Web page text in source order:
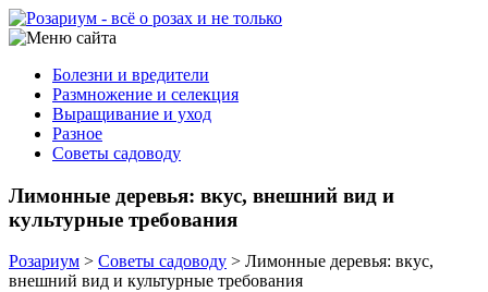
Болезни и вредители
Размножение и селекция
Выращивание и уход
Разное
Советы садоводу
Лимонные деревья: вкус, внешний вид и
культурные требования
Розариум > Советы садоводу > Лимонные деревья: вкус,
внешний вид и культурные требования